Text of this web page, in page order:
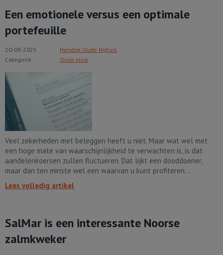
Een emotionele versus een optimale
portefeuille
20-09-2025
Hendrik Oude Nijhuis
Categorie
Onze visie
Veel zekerheden met beleggen heeft u niet. Maar wat wel met
een hoge mate van waarschijnlijkheid te verwachten is, is dat
aandelenkoersen zullen fluctueren. Dat lijkt een dooddoener,
maar dan ten minste wel een waarvan u kunt profiteren...
Lees volledig artikel
SalMar is een interessante Noorse
zalmkweker